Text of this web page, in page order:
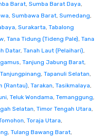
Barat, Sumba Barat Daya,
, Sumbawa Barat, Sumedang,
, Surakarta, Tabalong
, Tana Tidung (Tideng Pale), Tana
Datar, Tanah Laut (Pelaihari),
, Tanjung Jabung Barat,
Tanjungpinang, Tapanuli Selatan,
(Rantau), Tarakan, Tasikmalaya,
, Teluk Wondama, Temanggung,
Selatan, Timor Tengah Utara,
, Toraja Utara,
, Tulang Bawang Barat,